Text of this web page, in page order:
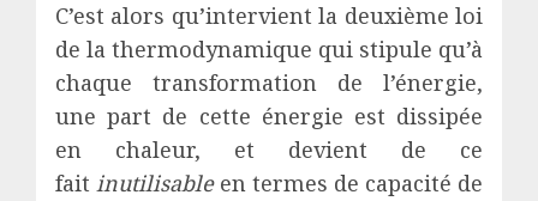
C’est alors qu’intervient la deuxième loi
de la thermodynamique qui stipule qu’à
chaque transformation de l’énergie,
une part de cette énergie est dissipée
en chaleur, et devient de ce
fait inutilisableen termes de capacité de